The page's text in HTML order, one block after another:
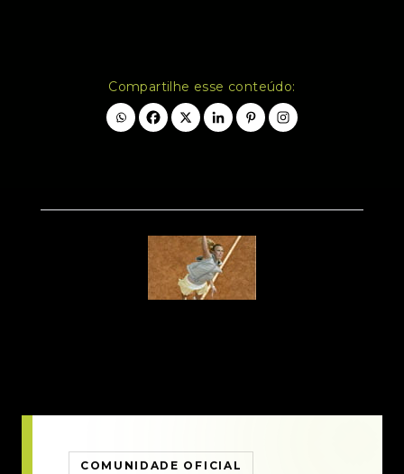
Compartilhe esse conteúdo:
COMUNIDADE OFICIAL